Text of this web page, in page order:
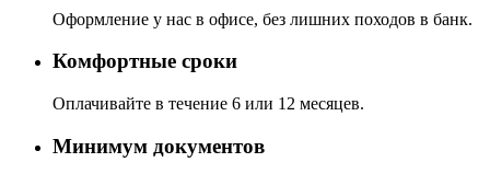
Оформление у нас в офисе, без лишних походов в банк.
Комфортные сроки
Оплачивайте в течение 6 или 12 месяцев.
Минимум документов